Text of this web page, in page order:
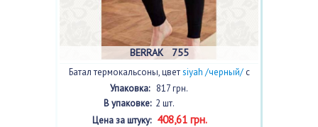
BERRAK 755
Батал термокальсоны, цветsiyah /черный/с
фото, 2 шт.
Упаковка: 817 грн.
В упаковке:2 шт.
Цена за штуку:408,61 грн.